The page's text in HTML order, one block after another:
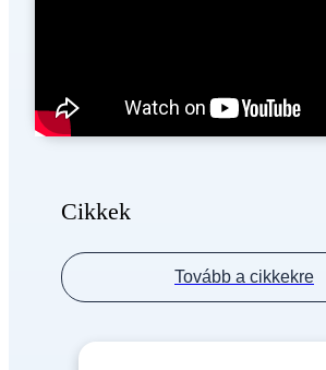
Cikkek
Tovább a cikkekre